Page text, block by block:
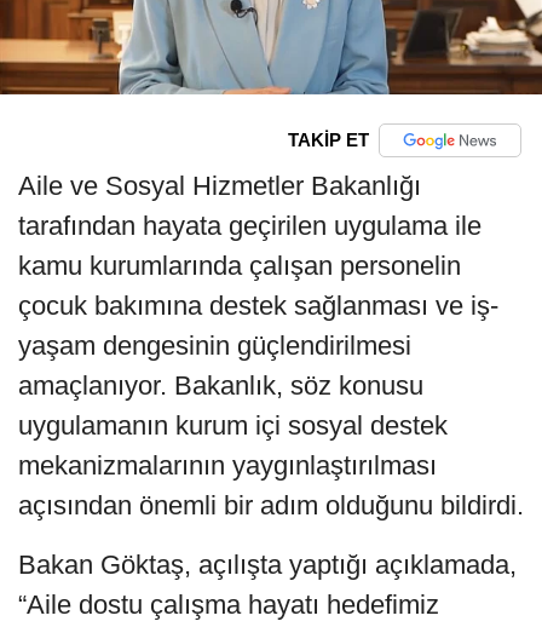
TAKİP ET
Aile ve Sosyal Hizmetler Bakanlığı
tarafından hayata geçirilen uygulama ile
kamu kurumlarında çalışan personelin
çocuk bakımına destek sağlanması ve iş-
yaşam dengesinin güçlendirilmesi
amaçlanıyor. Bakanlık, söz konusu
uygulamanın kurum içi sosyal destek
mekanizmalarının yaygınlaştırılması
açısından önemli bir adım olduğunu bildirdi.
Bakan Göktaş, açılışta yaptığı açıklamada,
“Aile dostu çalışma hayatı hedefimiz